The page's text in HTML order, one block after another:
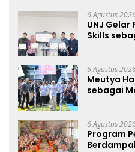
6 Agustus
UNJ Gelar
Skills
6 Agustus
Meutya
sebagai
6 Agustus
Program